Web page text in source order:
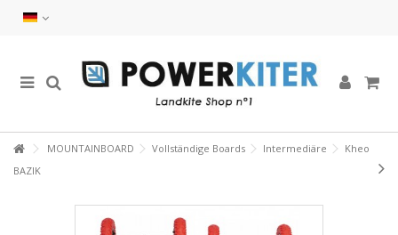
MOUNTAINBOARD Vollständige Boards Intermediäre
Kheo
BAZIK